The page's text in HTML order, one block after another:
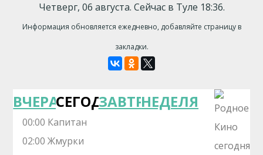
Четверг, 06 августа. Сейчас в Туле 18:36.
Информация обновляется ежедневно, добавляйте страницу в
закладки.
ВЧЕРАСЕГОДНЯЗАВТРАНЕДЕЛЯ
00:00 Капитан
02:00 Жмурки